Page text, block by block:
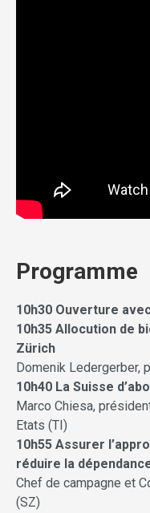
Programme
10h30 Ouverture
10h35 Allocution de
Zürich
Domenik Ledergerber,
10h40 La Suisse
Marco Chiesa,
Etats (TI)
10h55 Assurer
réduire la
Chef de campagne et
(SZ)